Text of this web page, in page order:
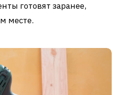
готовят заранее,
месте.